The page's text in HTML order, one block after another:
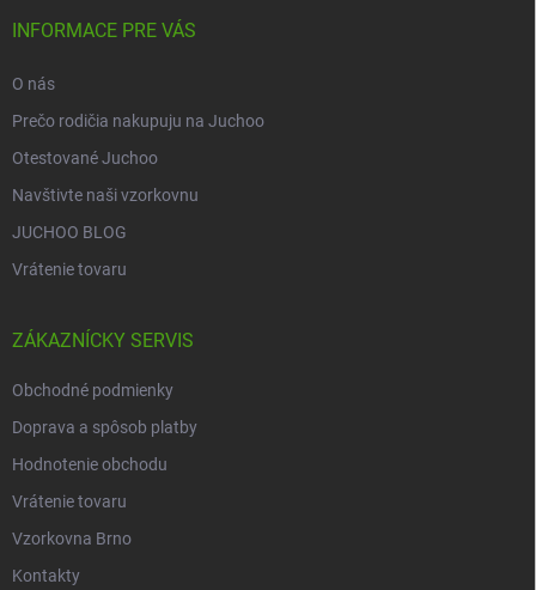
INFORMACE PRE VÁS
O nás
Prečo rodičia nakupuju na Juchoo
Otestované Juchoo
Navštivte naši vzorkovnu
JUCHOO BLOG
Vrátenie tovaru
ZÁKAZNÍCKY SERVIS
Obchodné podmienky
Doprava a spôsob platby
Hodnotenie obchodu
Vrátenie tovaru
Vzorkovna Brno
Kontakty